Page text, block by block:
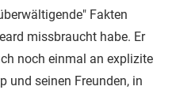
Fakten
missbraucht habe. Er
noch einmal an explizite
und seinen Freunden, in